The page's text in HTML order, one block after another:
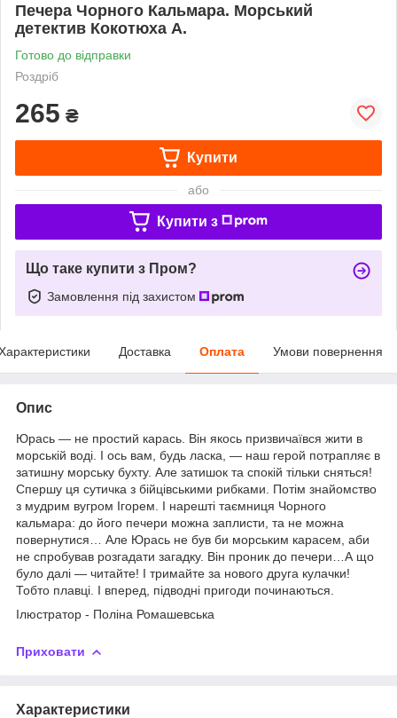
Печера Чорного Кальмара. Морський
детектив Кокотюха А.
Готово до відправки
Роздріб
265 ₴
Купити
або
Купити з
Що таке купити з Пром?
Замовлення під захистом
Доставка Оплата Умови повернення
Опис
Юрась — не простий карась. Він якось призвичаївся жити в
морській воді. І ось вам, будь ласка, — наш герой потрапляє в
затишну морську бухту. Але затишок та спокій тільки сняться!
Спершу ця сутичка з бійцівськими рибками. Потім знайомство
з мудрим вугром Ігорем. І нарешті таємниця Чорного
кальмара: до його печери можна заплисти, та не можна
повернутися… Але Юрась не був би морським карасем, аби
не спробував розгадати загадку. Він проник до печери…А що
було далі — читайте! І тримайте за нового друга кулачки!
Тобто плавці. І вперед, підводні пригоди починаються.
Ілюстратор - Поліна Ромашевська
Приховати
Характеристики